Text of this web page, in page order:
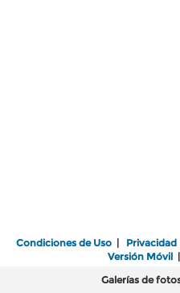
Condiciones de Uso | Privacidad
Versión Móvil|
Galerías de